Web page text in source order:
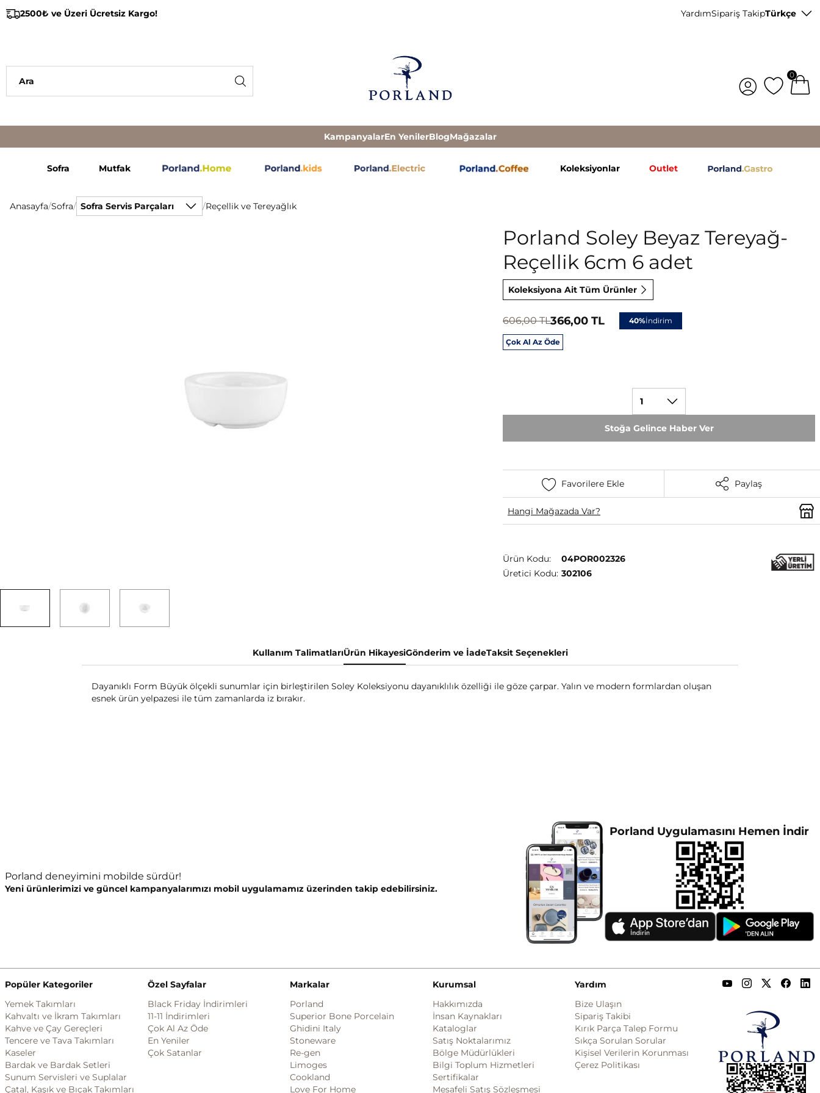
2500₺ ve Üzeri Ücretsiz Kargo! YardımSipariş TakipTürkçe
0
KampanyalarEn YenilerBlogMağazalar
Sofra Mutfak Koleksiyonlar Outlet
Anasayfa/Sofra/ Sofra Servis Parçaları /Reçellik ve Tereyağlık
Porland Soley Beyaz Tereyağ-
Reçellik 6cm 6 adet
Koleksiyona Ait Tüm Ürünler
606,00 TL366,00 TL 40%İndirim
Çok Al Az Öde
1
Stoğa Gelince Haber Ver
Favorilere Ekle Paylaş
Hangi Mağazada Var?
Ürün Kodu:
04POR002326
Üretici Kodu: 302106
Kullanım TalimatlarıÜrün HikayesiGönderim ve İadeTaksit Seçenekleri
Dayanıklı Form Büyük ölçekli sunumlar için birleştirilen Soley Koleksiyonu dayanıklılık özelliği ile göze çarpar. Yalın ve modern formlardan oluşan
esnek ürün yelpazesi ile tüm zamanlarda iz bırakır.
Porland deneyimini mobilde sürdür!
Yeni ürünlerimizi ve güncel kampanyalarımızı mobil uygulamamız üzerinden takip edebilirsiniz.
Porland Uygulamasını Hemen İndir
Popüler Kategoriler
Yemek Takımları
Kahvaltı ve İkram Takımları
Kahve ve Çay Gereçleri
Tencere ve Tava Takımları
Kaseler
Bardak ve Bardak Setleri
Sunum Servisleri ve Suplalar
Çatal, Kaşık ve Bıçak Takımları
Markalar
Porland
Superior Bone Porcelain
Ghidini Italy
Stoneware
Re-gen
Limoges
Cookland
Love For Home
Kurumsal
Hakkımızda
İnsan Kaynakları
Kataloglar
Satış Noktalarımız
Bölge Müdürlükleri
Bilgi Toplum Hizmetleri
Sertifikalar
Mesafeli Satış Sözleşmesi
Yardım
Bize Ulaşın
Sipariş Takibi
Kırık Parça Talep Formu
Sıkça Sorulan Sorular
Kişisel Verilerin Korunması
Çerez Politikası
Özel Sayfalar
Black Friday İndirimleri
11-11 İndirimleri
Çok Al Az Öde
En Yeniler
Çok Satanlar